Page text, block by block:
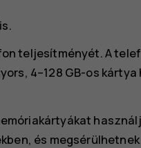
teljesítményét. A
4–128 GB-os
és